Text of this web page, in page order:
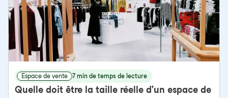
Espace de vente 7 min de temps de lecture
Quelle doit être la taille réelle d'un espace de